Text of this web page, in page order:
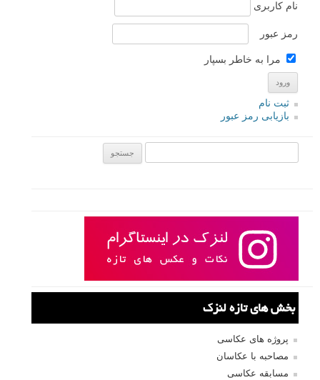
نام کاربری
رمز عبور
مرا به خاطر بسپار
ثبت نام
بازیابی رمز عبور
بخش های تازه لنزک
پروژه های عکاسی
مصاحبه با عکاسان
مسابقه عکاسی